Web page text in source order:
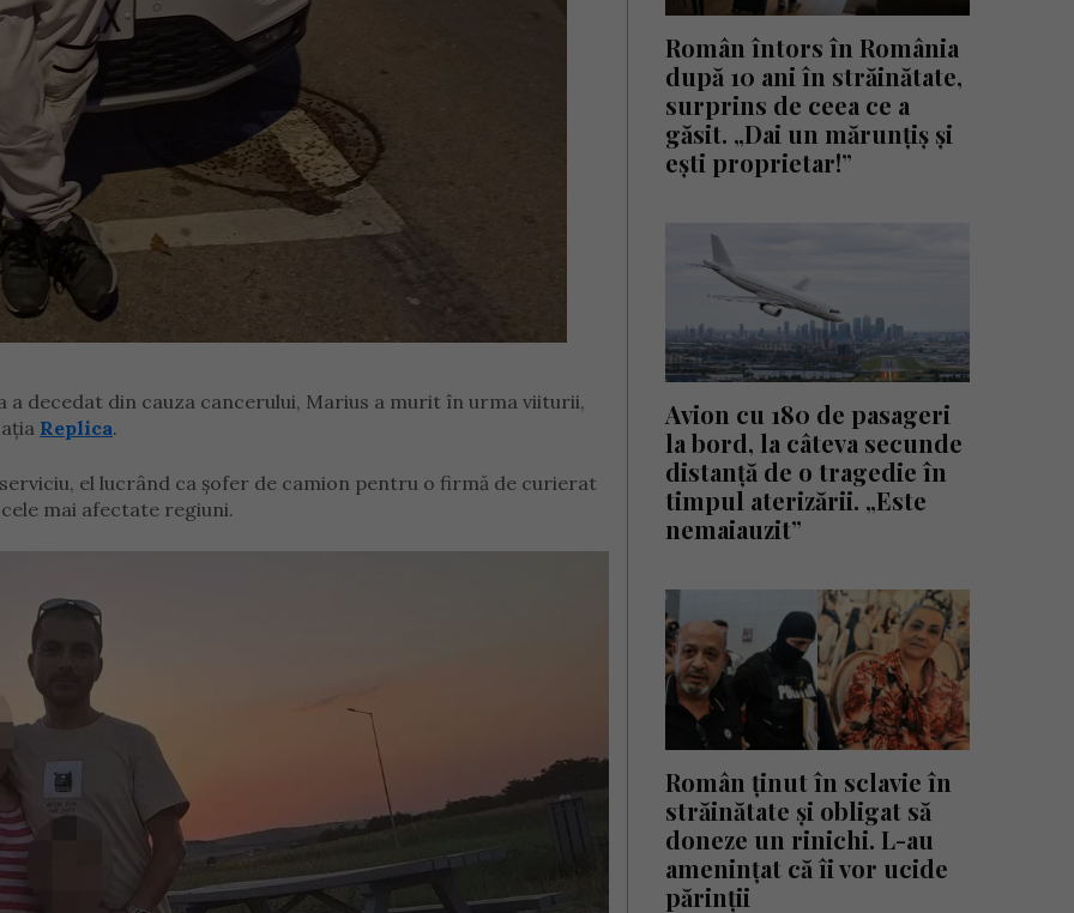
a decedat din cauza cancerului, Marius a murit în urma viiturii,
Replica.
el lucrând ca șofer de camion pentru o firmă de curierat
mai afectate regiuni.
Român întors în România
după 10 ani în străinătate,
surprins de ceea ce a
găsit. „Dai un mărunțiș și
ești proprietar!”
Avion cu 180 de pasageri
la bord, la câteva secunde
distanță de o tragedie în
timpul aterizării. „Este
nemaiauzit”
Român ținut în sclavie în
străinătate și obligat să
doneze un rinichi. L-au
amenințat că îi vor ucide
părinții